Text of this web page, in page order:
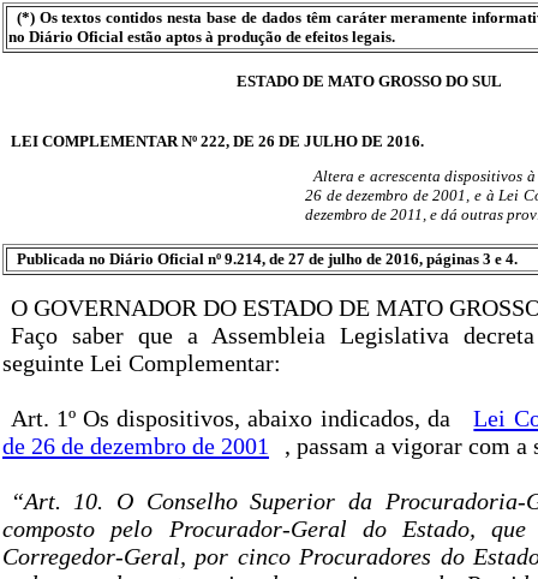
(*) Os textos contidos nesta base de dados têm caráter meramente
no Diário Oficial estão aptos à produção de efeitos legais.
ESTADO DE MATO GROSSO DO SUL
LEI COMPLEMENTAR Nº 222, DE 26 DE JULHO DE 2016.
Altera e acrescenta dispositivos
26 de dezembro de 2001, e à Lei
dezembro de 2011, e dá outras
Publicada no Diário Oficial nº 9.214, de 27 de julho de 2016, páginas 3 e 4.
O GOVERNADOR DO ESTADO DE MATO
Faço saber que a Assembleia Legislativa
seguinte Lei Complementar:
Art. 1º Os dispositivos, abaixo indicados, da
Lei
de 26 de dezembro de 2001
, passam a vigorar com a
“Art. 10. O Conselho Superior da Procuradoria-
composto pelo Procurador-Geral do Estado,
Corregedor-Geral, por cinco Procuradores do